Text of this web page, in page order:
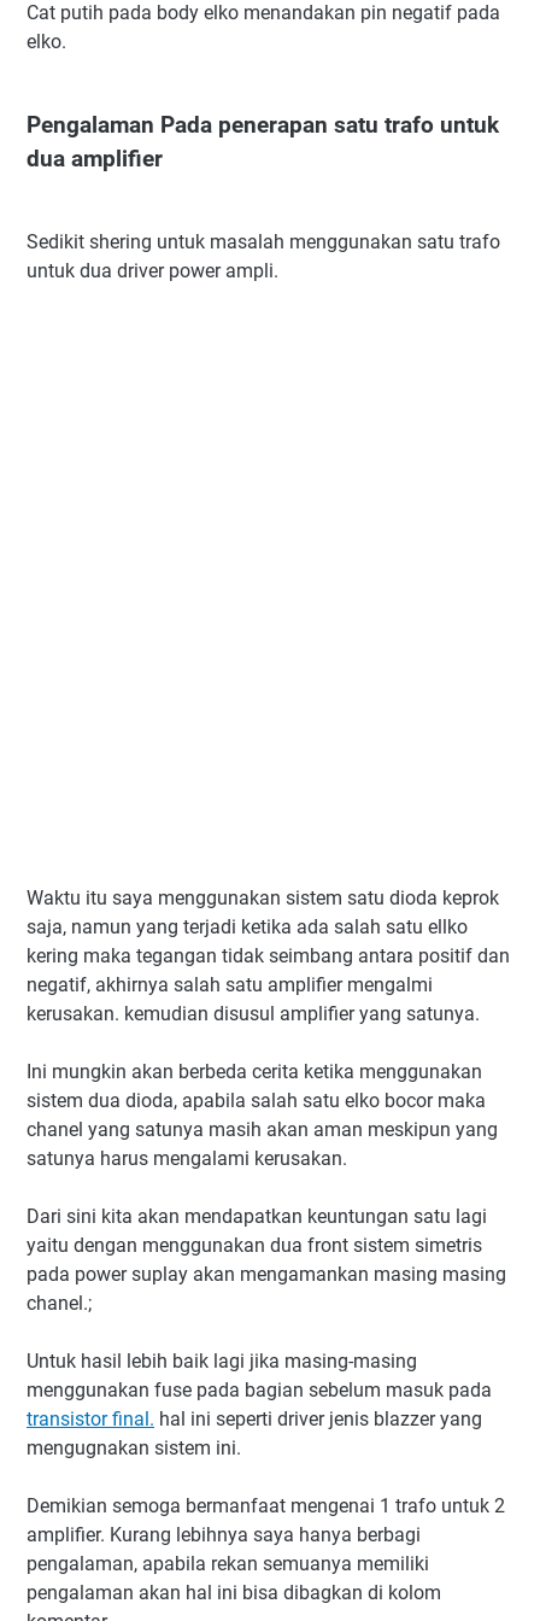
Cat putih pada body elko menandakan pin negatif pada
elko.
Pengalaman Pada penerapan satu trafo untuk
dua amplifier
Sedikit shering untuk masalah menggunakan satu trafo
untuk dua driver power ampli.
Waktu itu saya menggunakan sistem satu dioda keprok
saja, namun yang terjadi ketika ada salah satu ellko
kering maka tegangan tidak seimbang antara positif dan
negatif, akhirnya salah satu amplifier mengalmi
kerusakan. kemudian disusul amplifier yang satunya.
Ini mungkin akan berbeda cerita ketika menggunakan
sistem dua dioda, apabila salah satu elko bocor maka
chanel yang satunya masih akan aman meskipun yang
satunya harus mengalami kerusakan.
Dari sini kita akan mendapatkan keuntungan satu lagi
yaitu dengan menggunakan dua front sistem simetris
pada power suplay akan mengamankan masing masing
chanel.;
Untuk hasil lebih baik lagi jika masing-masing
menggunakan fuse pada bagian sebelum masuk pada
transistor final. hal ini seperti driver jenis blazzer yang
mengugnakan sistem ini.
Demikian semoga bermanfaat mengenai 1 trafo untuk 2
amplifier. Kurang lebihnya saya hanya berbagi
pengalaman, apabila rekan semuanya memiliki
pengalaman akan hal ini bisa dibagkan di kolom